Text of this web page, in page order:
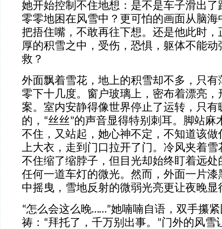
她开始控制不住地想：是不是车子滑出了
零零地困在风雪中？更可怕的画面从脑海
把捂住嘴，不敢再往下想。还是他此时，
厚的积雪之中，受伤，恐惧，躯体不能
救？
外面飘着雪花，地上的积雪却不多，只有
零下十几度。窗户玻璃上，密布着漂亮，
案。室内安静得像世界停止了运转，只有
的，“丝丝”的声音显得特别刺耳。脚站麻
不住，又站起，她心神不定，不知道该做
上大衣，走到门口拉开了门。冷风夹着雪
不住缩了缩脖子，但目光却始终盯着远处
任何一道车灯的微光。然而，外面一片漆
中摇曳，雪地反射的微弱光亮更让夜晚显
“怎么会这么晚……”她喃喃自语，双手攥
祷：“拜托了，千万别出事。”门外的风雪